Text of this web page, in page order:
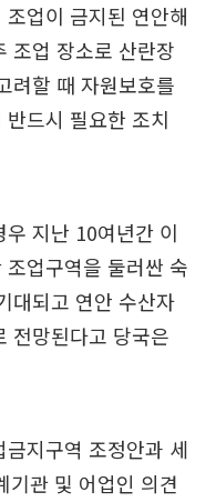
업이 금지된 연안해
조업 장소로 산란장
려할 때 자원보호를
드시 필요한 조치
지난 10여년간 이
업구역을 둘러싼 숙
대되고 연안 수산자
전망된다고 당국은
지구역 조정안과 세
기관 및 어업인 의견